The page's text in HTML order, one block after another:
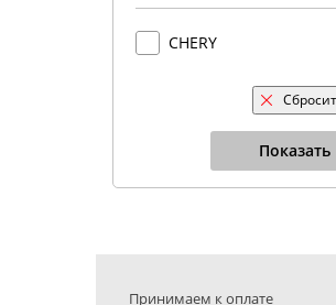
CHERY
Показать
Принимаем к оплате